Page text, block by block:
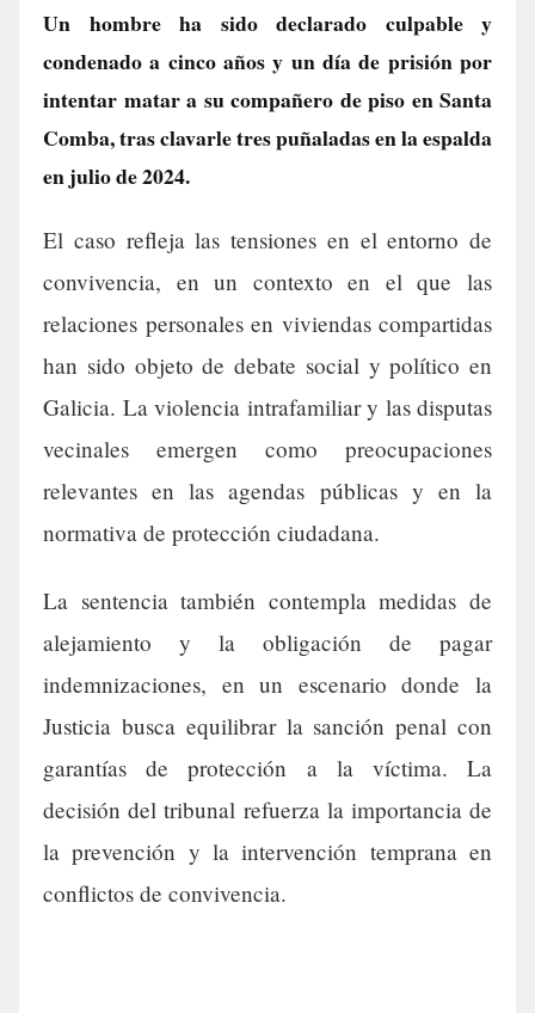
Un hombre ha sido declarado culpable y
condenado a cinco años y un día de prisión por
intentar matar a su compañero de piso en Santa
Comba, tras clavarle tres puñaladas en la espalda
en julio de 2024.
El caso refleja las tensiones en el entorno de
convivencia, en un contexto en el que las
relaciones personales en viviendas compartidas
han sido objeto de debate social y político en
Galicia. La violencia intrafamiliar y las disputas
vecinales emergen como preocupaciones
relevantes en las agendas públicas y en la
normativa de protección ciudadana.
La sentencia también contempla medidas de
alejamiento y la obligación de pagar
indemnizaciones, en un escenario donde la
Justicia busca equilibrar la sanción penal con
garantías de protección a la víctima. La
decisión del tribunal refuerza la importancia de
la prevención y la intervención temprana en
conflictos de convivencia.